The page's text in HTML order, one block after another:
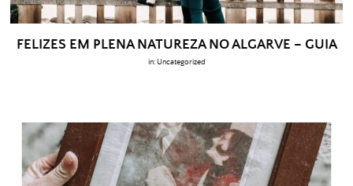
FELIZES EM PLENA NATUREZA NO ALGARVE – GUIA
in: Uncategorized